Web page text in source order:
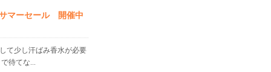
マーセール 開催中
て少し汗ばみ香水が必要
待てな...